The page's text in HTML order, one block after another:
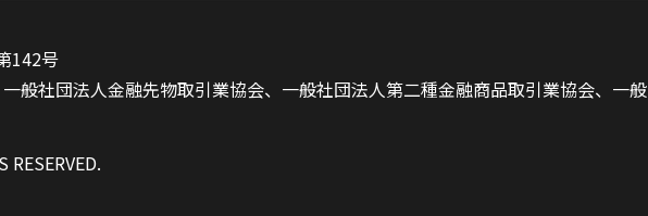
142号
般社団法人金融先物取引業協会、一般社団法人第二種金融商品取引業協会、一般